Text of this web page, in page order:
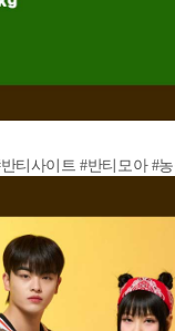
티사이트 #반티모아 #